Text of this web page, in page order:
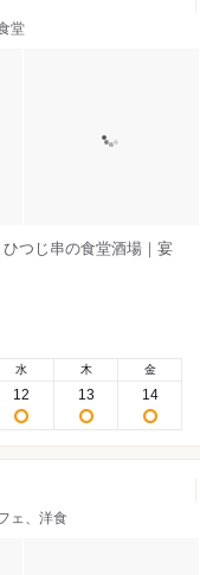
堂
ひつじ串の食堂酒場｜宴
水
12
木
13
金
14
ェ、洋食